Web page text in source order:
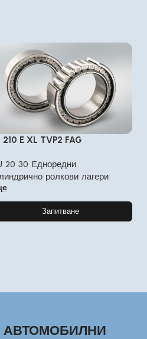
210 E XL TVP2 FAG
20 30 Eдноредни
ролкови лагери
Запитване
АВТОМОБИЛНИ